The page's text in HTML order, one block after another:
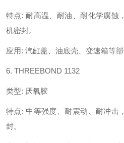
特点: 耐高温、耐油、耐化学腐蚀
机密封。
应用: 汽缸盖、油底壳、变速箱等部
6. THREEBOND 1132
类型: 厌氧胶
特点:中等强度、耐震动、耐冲击
封。